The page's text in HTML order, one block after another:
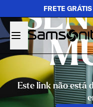
FRETE
Este link não está